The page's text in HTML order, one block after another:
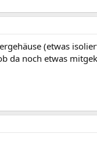
(etwas
da noch etwas